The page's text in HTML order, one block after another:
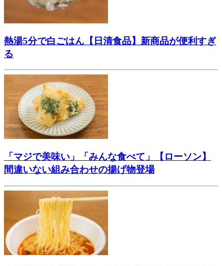
熱湯5分で白ごはん【日清食品】新商品が便利すぎ
る
「マジで美味い」「みんな食べて」【ローソン】
間違いない組み合わせの揚げ物登場